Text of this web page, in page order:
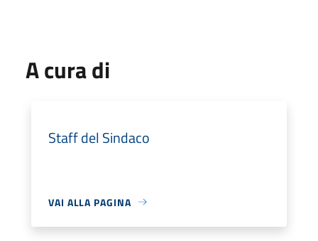
A cura di
Staff del Sindaco
VAI ALLA PAGINA